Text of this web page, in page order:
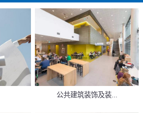
公共建筑装饰及装...